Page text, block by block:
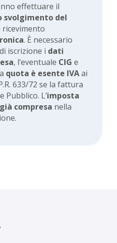
effettuare il
svolgimento del
ricevimento
. È necessario
iscrizione i dati
, l’eventuale CIG e
quota è esente IVAai
633/72 se la fattura
Pubblico. L’imposta
già compresa nella